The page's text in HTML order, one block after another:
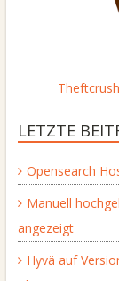
LETZTE
Opensearch
Manuell
angezeigt
Hyvä auf